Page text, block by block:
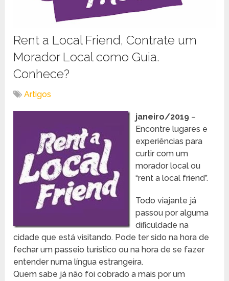
Rent a Local Friend, Contrate um
Morador Local como Guia.
Conhece?
Artigos
janeiro/2019 –
Encontre lugares e
experiências para
curtir com um
morador local ou
“rent a local friend”.
Todo viajante já
passou por alguma
dificuldade na
cidade que está visitando. Pode ter sido na hora de
fechar um passeio turístico ou na hora de se fazer
entender numa língua estrangeira.
Quem sabe já não foi cobrado a mais por um